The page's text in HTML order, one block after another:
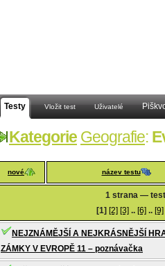
Testy Vložit test Uživatelé
Kategorie Geografie:
nové název testu
1 strana —
[1] [2] [3] .. [6] .. [9]
NEJZNÁMĚJŠÍ A NEJKRÁSNĚJŠÍ
ZÁMKY V EVROPĚ 11 – poznávačka